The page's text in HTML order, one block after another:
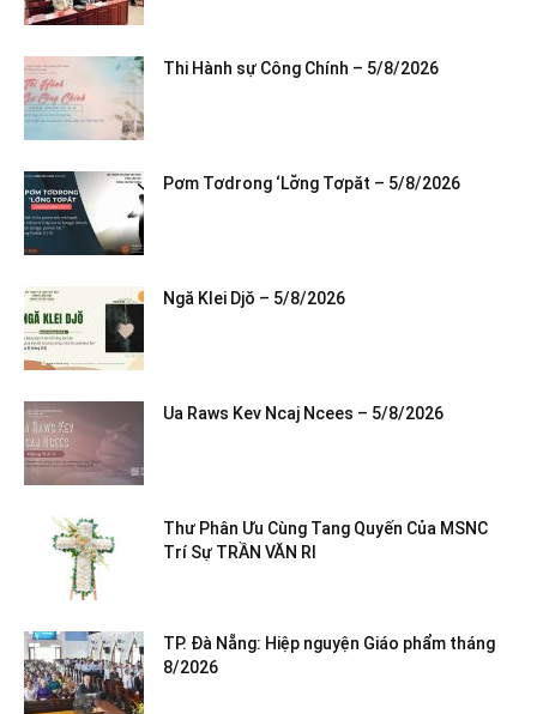
Thi Hành sự Công Chính – 5/8/2026
Pơm Tơdrong ‘Lơ̆ng Tơpăt – 5/8/2026
Ngă Klei Djŏ – 5/8/2026
Ua Raws Kev Ncaj Ncees – 5/8/2026
Thư Phân Ưu Cùng Tang Quyến Của MSNC
Trí Sự TRẦN VĂN RI
TP. Đà Nẵng: Hiệp nguyện Giáo phẩm tháng
8/2026